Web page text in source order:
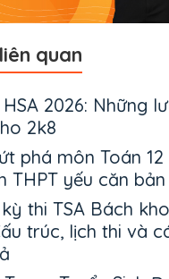
quan
2026: Những
2k8
phá môn Toán
THPT yếu căn bản
thi TSA Bách
trúc, lịch thi và